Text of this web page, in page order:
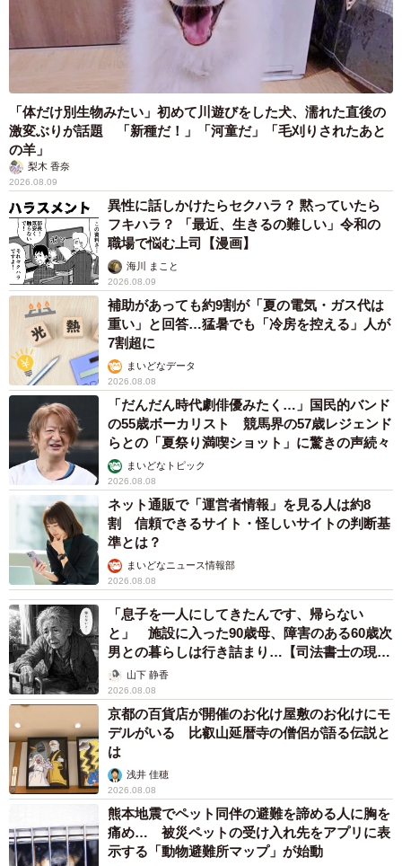
「体だけ別生物みたい」初めて川遊びをした犬、濡れた直後の
激変ぶりが話題 「新種だ！」「河童だ」「毛刈りされたあと
の羊」
梨木 香奈
2026.08.09
異性に話しかけたらセクハラ？ 黙っていたら
フキハラ？ 「最近、生きるの難しい」令和の
職場で悩む上司【漫画】
海川 まこと
2026.08.09
補助があっても約9割が「夏の電気・ガス代は
重い」と回答…猛暑でも「冷房を控える」人が
7割超に
まいどなデータ
2026.08.08
「だんだん時代劇俳優みたく…」国民的バンド
の55歳ボーカリスト 競馬界の57歳レジェンド
らとの「夏祭り満喫ショット」に驚きの声続々
まいどなトピック
2026.08.08
ネット通販で「運営者情報」を見る人は約8
割 信頼できるサイト・怪しいサイトの判断基
準とは？
まいどなニュース情報部
2026.08.08
「息子を一人にしてきたんです、帰らない
と」 施設に入った90歳母、障害のある60歳次
男との暮らしは行き詰まり…【司法書士の現場
から】山下 静香
2026.08.08
京都の百貨店が開催のお化け屋敷のお化けにモ
デルがいる 比叡山延暦寺の僧侶が語る伝説と
は
浅井 佳穂
2026.08.08
熊本地震でペット同伴の避難を諦める人に胸を
痛め… 被災ペットの受け入れ先をアプリに表
示する「動物避難所マップ」が始動